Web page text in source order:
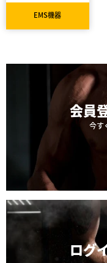
EMS機器
会員
今す
ログ